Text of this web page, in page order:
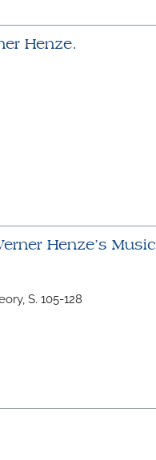
Henze.
Henze’s Music
S. 105-128